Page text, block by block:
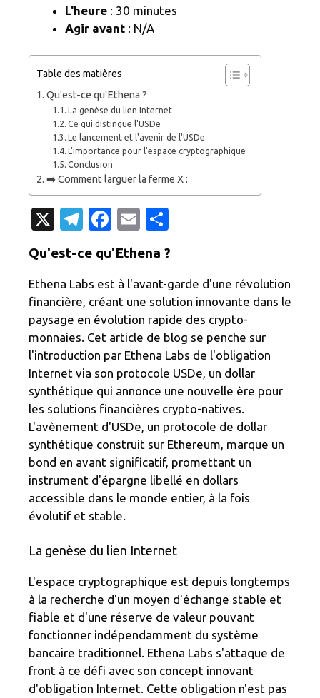
L'heure : 30 minutes
Agir avant : N/A
Table des matières
Qu'est-ce qu'Ethena ?
La genèse du lien Internet
Ce qui distingue l'USDe
Le lancement et l'avenir de l'USDe
L'importance pour l'espace cryptographique
Conclusion
➡️ Comment larguer la ferme X :
X
T
e
gr
a
m
Fa
c
e
b
o
o
k
E
ail
ar
g
er
Qu'est-ce qu'Ethena ?
Ethena Labs est à l'avant-garde d'une révolution
financière, créant une solution innovante dans le
paysage en évolution rapide des crypto-
monnaies. Cet article de blog se penche sur
l'introduction par Ethena Labs de l'obligation
Internet via son protocole USDe, un dollar
synthétique qui annonce une nouvelle ère pour
les solutions financières crypto-natives.
L'avènement d'USDe, un protocole de dollar
synthétique construit sur Ethereum, marque un
bond en avant significatif, promettant un
instrument d'épargne libellé en dollars
accessible dans le monde entier, à la fois
évolutif et stable.
La genèse du lien Internet
L'espace cryptographique est depuis longtemps
à la recherche d'un moyen d'échange stable et
fiable et d'une réserve de valeur pouvant
fonctionner indépendamment du système
bancaire traditionnel. Ethena Labs s'attaque de
front à ce défi avec son concept innovant
d'obligation Internet. Cette obligation n'est pas